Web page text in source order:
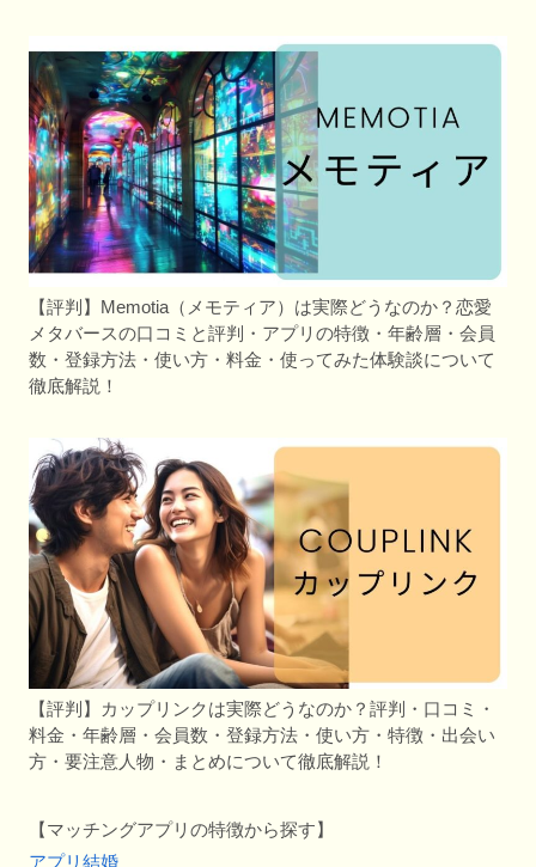
【評判】Memotia（メモティア）は実際どうなのか？恋愛
メタバースの口コミと評判・アプリの特徴・年齢層・会員
数・登録方法・使い方・料金・使ってみた体験談について
徹底解説！
【評判】カップリンクは実際どうなのか？評判・口コミ・
料金・年齢層・会員数・登録方法・使い方・特徴・出会い
方・要注意人物・まとめについて徹底解説！
【マッチングアプリの特徴から探す】
アプリ結婚